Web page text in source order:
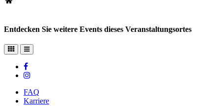
Entdecken Sie weitere Events dieses Veranstaltungsortes
FAQ
Karriere